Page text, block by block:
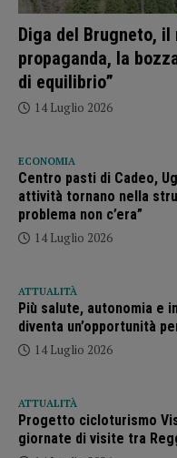
Diga del Brugneto, il
propaganda, la
di equilibrio”
14 Luglio 2026
ECONOMIA
Centro pasti di Cadeo,
attività tornano nella
problema non c’era”
14 Luglio 2026
ATTUALITÀ
Più salute, autonomia e
diventa un’opportunità
14 Luglio 2026
ATTUALITÀ
Progetto cicloturismo
giornate di visite tra